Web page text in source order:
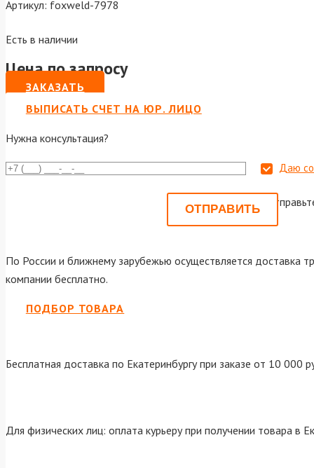
Артикул: foxweld-7978
Есть в наличии
Цена по запросу
ЗАКАЗАТЬ
ВЫПИСАТЬ СЧЕТ НА ЮР. ЛИЦО
Нужна консультация?
Даю
Или
По России и ближнему зарубежью осуществляется доставка
компании бесплатно.
ПОДБОР ТОВАРА
Бесплатная доставка по Екатеринбургу при заказе от 10 000
Для физических лиц: оплата курьеру при получении товара в